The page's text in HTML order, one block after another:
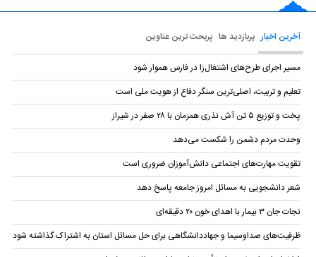
آخرین اخبار پربازدید ها پربحث ترین عناوین
مسیر اجرای طرح‌های اشتغال‌زا در فارس هموار شود
تعلیم و تربیت، اصلی‌ترین سنگر دفاع از هویت ملی است
پخت و توزیع ۵ تن آش نذری همزمان با ۲۸ صفر در شیراز
وحدت مردم دشمن را شکست می‌دهد
تقویت مهارت‌های اجتماعی دانش‌آموزان ضروری است
شعر دانشجویی به مسائل امروز جامعه پاسخ دهد
نجات جان ۳ بیمار با اهدای خون ۲۰ دقیقه‌ای
ظرفیت‌های صداوسیما و جهاددانشگاهی برای حل مسائل استان به اشتراک گذاشته شود